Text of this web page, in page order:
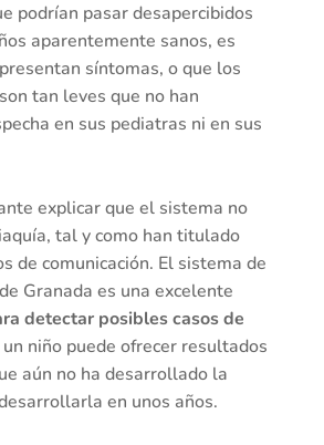
podrían pasar desapercibidos
aparentemente sanos, es
síntomas, o que los
tan leves que no han
en sus pediatras ni en sus
explicar que el sistema no
tal y como han titulado
de comunicación. El sistema de
Granada es una excelente
detectar posibles casos de
un niño puede ofrecer resultados
aún no ha desarrollado la
en unos años.